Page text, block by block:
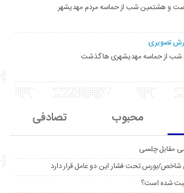
و هشتمین شب از حماسه مردم مهدیشهر
تصویری:
محبوب تصادفی
مقابل چلسی
بورس تحت فشار این دو عامل قرار دارد
شده است؟